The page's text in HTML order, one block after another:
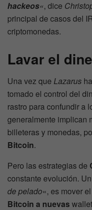
hackeos«, dice
principal de casos del
criptomonedas.
Lavar el
Una vez que Lazarus
tomado el control del
rastro para confundir a
generalmente implican
billeteras y monedas,
Bitcoin.
Pero las estrategias de
constante evolución.
de pelado«, es mover
Bitcoin a nuevas